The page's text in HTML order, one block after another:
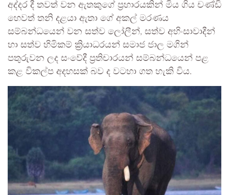
අද්දර දී තවත් වන ඇතකුගේ ප්‍රහාරයකින් මිය ගිය චණ්ඩි
හෙවත් තනි දළයා ඇතා ගේ අකල් මරණය
සම්බන්ධයෙන් වන සත්ව ලෝලීන්, සත්ව අහිංසාවාදීන්
හා සත්ව හිමිකම් ක්‍රියාධරයන් සමාජ ජාල මගින්
පතුරුවන ලද සංවේදී ප්‍රතිචාරයන් සම්බන්ධයෙන් පළ
කළ විකල්ප අදහසක් බව ද වටහා ගත හැකි විය.